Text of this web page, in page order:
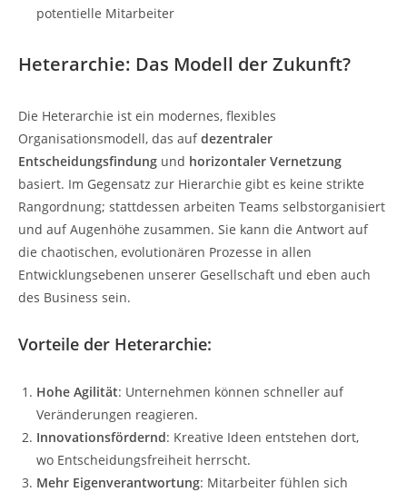
potentielle Mitarbeiter
Heterarchie: Das Modell der Zukunft?
Die Heterarchie ist ein modernes, flexibles
Organisationsmodell, das aufdezentraler
Entscheidungsfindung und horizontaler Vernetzung
basiert. Im Gegensatz zur Hierarchie gibt es keine strikte
Rangordnung; stattdessen arbeiten Teams selbstorganisiert
und auf Augenhöhe zusammen. Sie kann die Antwort auf
die chaotischen, evolutionären Prozesse in allen
Entwicklungsebenen unserer Gesellschaft und eben auch
des Business sein.
Vorteile der Heterarchie:
Hohe Agilität: Unternehmen können schneller auf
Veränderungen reagieren.
Innovationsfördernd: Kreative Ideen entstehen dort,
wo Entscheidungsfreiheit herrscht.
Mehr Eigenverantwortung: Mitarbeiter fühlen sich